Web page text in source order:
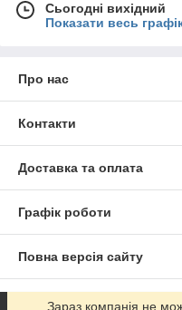
Сьогодні вихідний
Показати весь
Про нас
Контакти
Доставка та оплата
Графік роботи
Повна версія сайту
Сайт створено на
Зараз компанія не